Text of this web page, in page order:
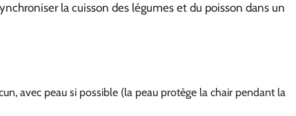
la cuisson des légumes et du poisson dans un
avec peau si possible (la peau protège la chair pendant la